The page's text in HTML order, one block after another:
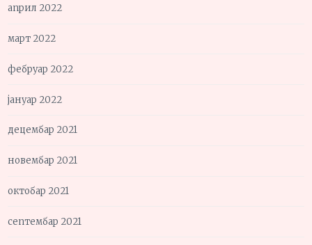
април 2022
март 2022
фебруар 2022
јануар 2022
децембар 2021
новембар 2021
октобар 2021
септембар 2021